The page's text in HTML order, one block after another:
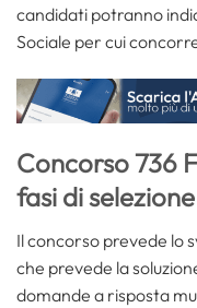
candidati potranno
Sociale per cui
Concorso 736
fasi di selezione
Il concorso prevede lo
che prevede la
domande a risposta